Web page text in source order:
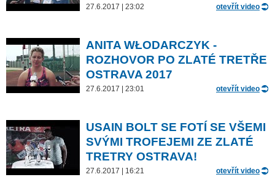
27.6.2017 | 23:02 otevřít video
ANITA WŁODARCZYK -
ROZHOVOR PO ZLATÉ TRETŘE
OSTRAVA 2017
27.6.2017 | 23:01 otevřít video
USAIN BOLT SE FOTÍ SE VŠEMI
SVÝMI TROFEJEMI ZE ZLATÉ
TRETRY OSTRAVA!
27.6.2017 | 16:21 otevřít video